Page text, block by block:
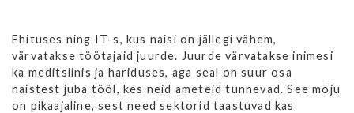
Ehituses ning IT-s, kus naisi on jällegi vähem,
värvatakse töötajaid juurde. Juurde värvatakse inimesi
ka meditsiinis ja hariduses, aga seal on suur osa
naistest juba tööl, kes neid ameteid tunnevad. See mõju
on pikaajaline, sest need sektorid taastuvad kas